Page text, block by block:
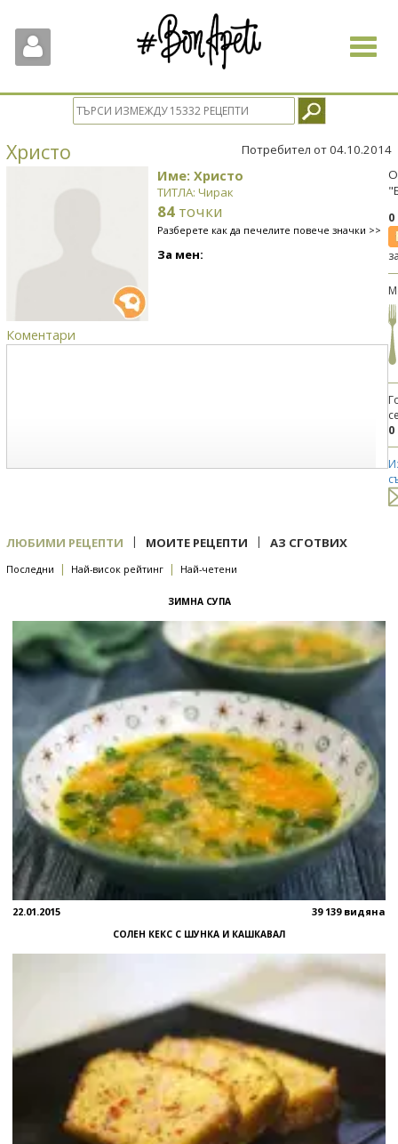
Toggle
Христо Потребител от 04.10.2014
Име: Христо
ТИТЛА: Чирак
84 точки
Разберете как да печелите повече значки >>
За мен:
Коментари
0
ЛЮБИМИ РЕЦЕПТИ | МОИТЕ РЕЦЕПТИ | АЗ СГОТВИХ
Последни | Най-висок рейтинг | Най-четени
ЗИМНА СУПА
22.01.2015 39 139 видяна
СОЛЕН КЕКС С ШУНКА И КАШКАВАЛ